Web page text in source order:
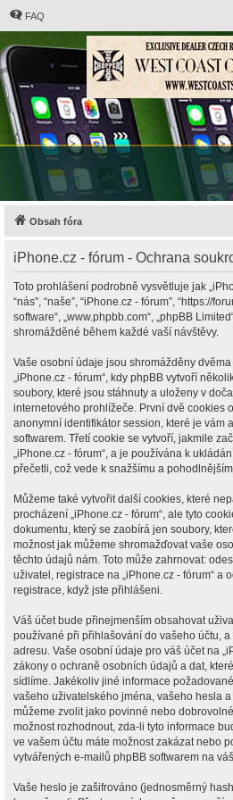
FAQ
Obsah fóra
iPhone.cz - fórum - Ochrana
Toto prohlášení podrobně vysvětluje jak
“nás”, “naše”, “iPhone.cz - fórum”, “https://
software“, „www.phpbb.com“, „phpBB
shromážděné během každé vaší návštěvy.
Vaše osobní údaje jsou shromážděny
„iPhone.cz - fórum“, kdy phpBB vytvoří
soubory, které jsou stáhnuty a uloženy v
internetového prohlížeče. První dvě cookies
anonymní identifikátor session, které je vám
softwarem. Třetí cookie se vytvoří, jakmile
„iPhone.cz - fórum“, a je používána k
přečetli, což vede k snažšímu a
Můžeme také vytvořit další cookies, které
procházení „iPhone.cz - fórum“, ale tyto
dokumentu, který se zaobírá jen soubory,
možnost jak můžeme shromažďovat vaše
těchto údajů nám. Toto může zahrnovat:
uživatel, registrace na „iPhone.cz - fórum“ a
registrace, když jste přihlášeni.
Váš účet bude přinejmenším obsahovat
používané při přihlašování do vašeho účtu,
adresu. Vaše osobní údaje pro váš účet na
zákony o ochraně osobních údajů a dat,
sídlíme. Jakékoliv jiné informace
vašeho uživatelského jména, vašeho hesla
můžeme zvolit jako povinné nebo
možnost rozhodnout, zda-li tyto informace
ve vašem účtu máte možnost zakázat nebo
vytvářených e-mailů phpBB softwarem na
Vaše heslo je zašifrováno (jednosměrný